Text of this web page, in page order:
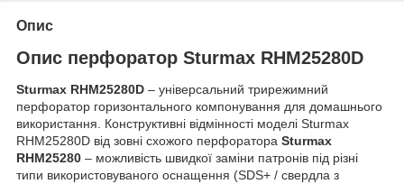
Опис
Опис перфоратор Sturmax RHM25280D
Sturmax RHM25280D – універсальний трирежимний
перфоратор горизонтального компонування для домашнього
використання. Конструктивні відмінності моделі Sturmax
RHM25280D від зовні схожого перфоратора Sturmax
RHM25280 – можливість швидкої заміни патронів під різні
типи використовуваного оснащення (SDS+ / свердла з